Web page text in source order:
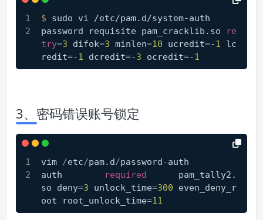
$ sudo vi /etc/pam.d/system-auth
password requisite pam_cracklib.so
re
try=3 difok=3 minlen=10 ucredit=-1 lc
redit=-1 dcredit=-3 ocredit=-1
3、密码错误账号锁定
vim /etc/pam.d/password-auth
auth
required
      pam_tally2.
so deny=3 unlock_time=300 even_deny_r
oot root_unlock_time=11